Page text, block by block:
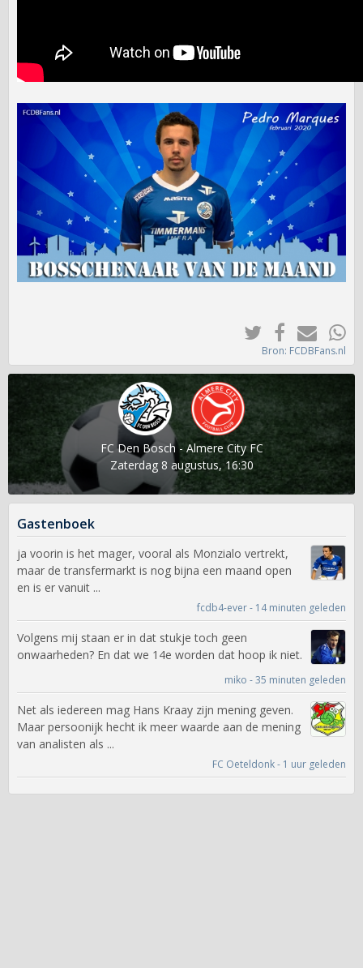
Bron: FCDBFans.nl
FC Den Bosch - Almere City FC
Zaterdag 8 augustus, 16:30
Gastenboek
ja voorin is het mager, vooral als Monzialo vertrekt,
maar de transfermarkt is nog bijna een maand open
en is er vanuit ...
fcdb4-ever - 14 minuten geleden
Volgens mij staan er in dat stukje toch geen
onwaarheden? En dat we 14e worden dat hoop ik niet.
miko - 35 minuten geleden
Net als iedereen mag Hans Kraay zijn mening geven.
Maar persoonijk hecht ik meer waarde aan de mening
van analisten als ...
FC Oeteldonk - 1 uur geleden